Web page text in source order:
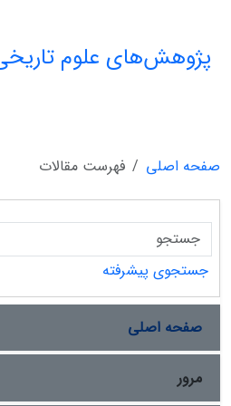
پژوهش‌های علوم
صفحه اصلی
فهرست مقالات
جستجوی پیشرفته
صفحه اصلی
مرور